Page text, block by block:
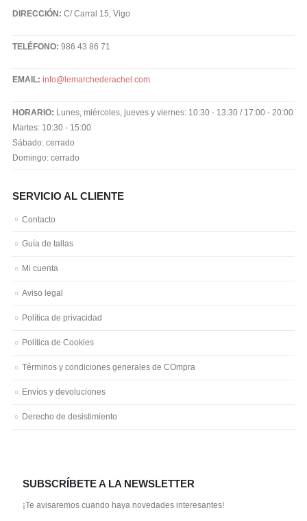
DIRECCIÓN: C/ Carral 15, Vigo
TELÉFONO: 986 43 86 71
EMAIL: info@lemarchederachel.com
HORARIO: Lunes, miércoles, jueves y viernes: 10:30 - 13:30 / 17:00 - 20:00
Martes: 10:30 - 15:00
Sábado: cerrado
Domingo: cerrado
SERVICIO AL CLIENTE
Contacto
Guía de tallas
Mi cuenta
Aviso legal
Política de privacidad
Política de Cookies
Términos y condiciones generales de COmpra
Envíos y devoluciones
Derecho de desistimiento
SUBSCRÍBETE A LA NEWSLETTER
¡Te avisaremos cuando haya novedades interesantes!